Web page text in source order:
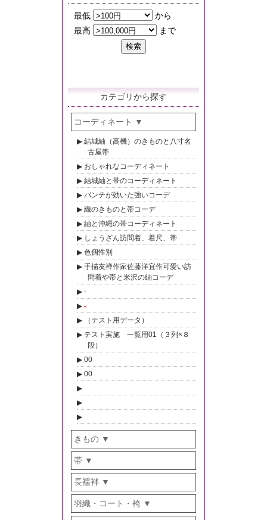
カテゴリから探す
コーディネート
結城紬（高機）のきものと八寸名
古屋帯
おしゃれなコーディネート
結城紬と帯のコーディネート
パンチが効いた強いコーデ
織のきものと帯コーデ
紬と沖縄の帯コーディネート
しょうざん訪問着、着尺、帯
色個性別
手描友禅作家佐藤洋宜作可愛い訪
問着や帯と米沢の紬コーデ
-
-
（テスト用データ）
テスト実施 一覧用01（３列×８
段）
00
00
きもの
帯
長襦袢
羽織・コート・袴